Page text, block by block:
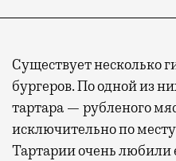
Существует несколько
бургеров. По одной из
тартара — рубленого
исключительно по
Тартарии очень любили